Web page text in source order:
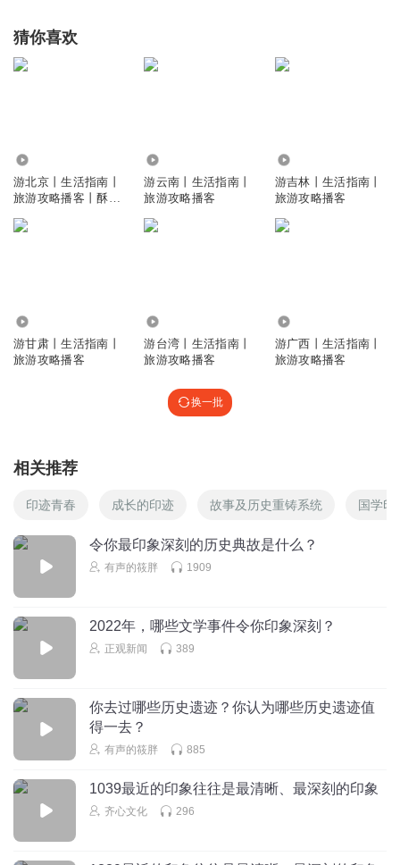
猜你喜欢
游北京丨生活指南丨
旅游攻略播客丨酥酥
游云南丨生活指南丨
旅游攻略播客
游吉林丨生活指南丨
旅游攻略播客
游甘肃丨生活指南丨
旅游攻略播客
游台湾丨生活指南丨
旅游攻略播客
游广西丨生活指南丨
旅游攻略播客
换一批
相关推荐
印迹青春 成长的印迹 故事及历史重铸系统 国学印
令你最印象深刻的历史典故是什么？
有声的筱胖 1909
2022年，哪些文学事件令你印象深刻？
正观新闻 389
你去过哪些历史遗迹？你认为哪些历史遗迹值
得一去？
有声的筱胖 885
1039最近的印象往往是最清晰、最深刻的印象
齐心文化 296